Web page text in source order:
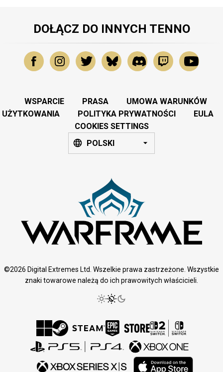
DOŁĄCZ DO INNYCH TENNO
WSPARCIE PRASA
UMOWA WARUNKÓW
UŻYTKOWANIA
POLITYKA PRYWATNOŚCI
EULA
COOKIES SETTINGS
POLSKI
©2026 Digital Extremes Ltd. Wszelkie prawa zastrzeżone. Wszystkie
znaki towarowe należą do ich prawowitych właścicieli.